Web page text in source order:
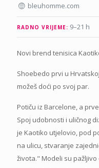
bleuhomme.com
RADNO VRIJEME: 9–21 h
Novi brend tenisica
Shoebedo prvi u
možeš doći po svoj par.
Potiču iz Barcelone, a
Spoj udobnosti i uličnog
je Kaotiko utjelovio, pod
na ulicu, stvaranje
života." Modeli su